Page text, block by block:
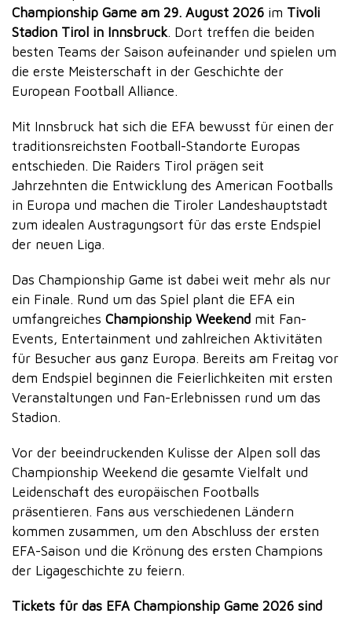
Championship Game am 29. August 2026 im Tivoli
Stadion Tirol in Innsbruck. Dort treffen die beiden
besten Teams der Saison aufeinander und spielen um
die erste Meisterschaft in der Geschichte der
European Football Alliance.
Mit Innsbruck hat sich die EFA bewusst für einen der
traditionsreichsten Football-Standorte Europas
entschieden. Die Raiders Tirol prägen seit
Jahrzehnten die Entwicklung des American Footballs
in Europa und machen die Tiroler Landeshauptstadt
zum idealen Austragungsort für das erste Endspiel
der neuen Liga.
Das Championship Game ist dabei weit mehr als nur
ein Finale. Rund um das Spiel plant die EFA ein
umfangreiches Championship Weekend mit Fan-
Events, Entertainment und zahlreichen Aktivitäten
für Besucher aus ganz Europa. Bereits am Freitag vor
dem Endspiel beginnen die Feierlichkeiten mit ersten
Veranstaltungen und Fan-Erlebnissen rund um das
Stadion.
Vor der beeindruckenden Kulisse der Alpen soll das
Championship Weekend die gesamte Vielfalt und
Leidenschaft des europäischen Footballs
präsentieren. Fans aus verschiedenen Ländern
kommen zusammen, um den Abschluss der ersten
EFA-Saison und die Krönung des ersten Champions
der Ligageschichte zu feiern.
Tickets für das EFA Championship Game 2026 sind